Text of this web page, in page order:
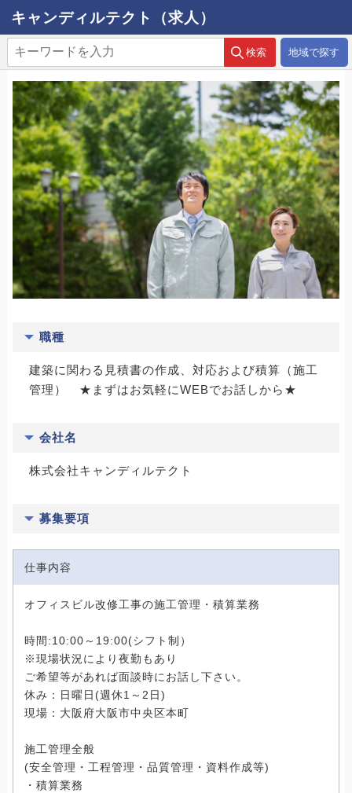
キャンディルテクト（求人）
地域で探す
職種
建築に関わる見積書の作成、対応および積算（施工
管理） ★まずはお気軽にWEBでお話しから★
会社名
株式会社キャンディルテクト
募集要項
仕事内容
オフィスビル改修工事の施工管理・積算業務
時間:10:00～19:00(シフト制）
※現場状況により夜勤もあり
ご希望等があれば面談時にお話し下さい。
休み：日曜日(週休1～2日)
現場：大阪府大阪市中央区本町
施工管理全般
(安全管理・工程管理・品質管理・資料作成等)
・積算業務